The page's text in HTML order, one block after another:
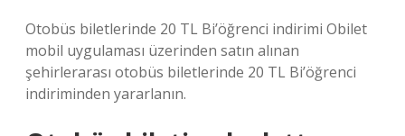
Otobüs biletlerinde 20 TL Bi’öğrenci indirimi Obilet
mobil uygulaması üzerinden satın alınan
şehirlerarası otobüs biletlerinde 20 TL Bi’öğrenci
indiriminden yararlanın.